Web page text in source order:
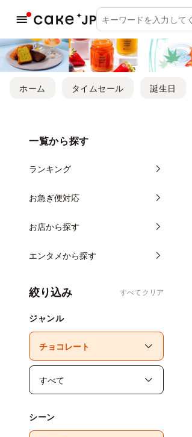
ホーム タイムセール 誕生日
一覧から探す
ランキング
お急ぎ便対応
お店から探す
エンタメから探す
絞り込み すべてクリア
ジャンル
シーン